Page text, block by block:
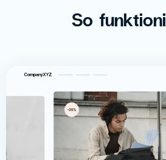
So